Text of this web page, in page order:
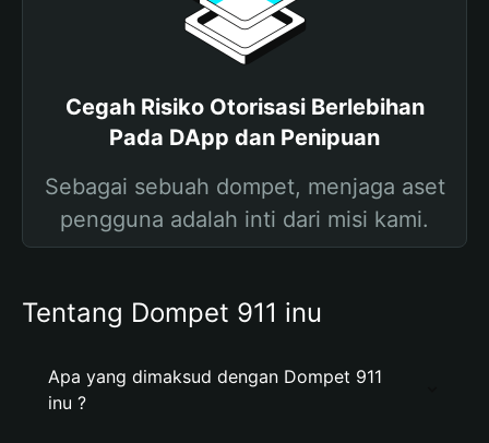
Cegah Risiko Otorisasi Berlebihan
Pada DApp dan Penipuan
Sebagai sebuah dompet, menjaga aset
pengguna adalah inti dari misi kami.
Tentang Dompet 911 inu
Apa yang dimaksud dengan Dompet 911
inu ?